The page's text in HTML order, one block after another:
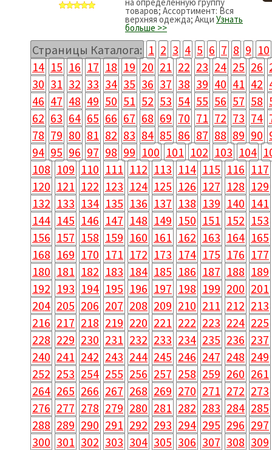
товаров; Ассортимент: Вся
верхняя одежда; Акци Узнать
больше >>
Страницы Каталога: 1 2 3 4 5 6 7 8 9 10
14 15 16 17 18 19 20 21 22 23 24 25 26
30 31 32 33 34 35 36 37 38 39 40 41 42
46 47 48 49 50 51 52 53 54 55 56 57 58
62 63 64 65 66 67 68 69 70 71 72 73 74
78 79 80 81 82 83 84 85 86 87 88 89 90
94 95 96 97 98 99 100 101 102 103 104
108 109 110 111 112 113 114 115 116 117
120 121 122 123 124 125 126 127 128 129
132 133 134 135 136 137 138 139 140 141
144 145 146 147 148 149 150 151 152 153
156 157 158 159 160 161 162 163 164 165
168 169 170 171 172 173 174 175 176 177
180 181 182 183 184 185 186 187 188 189
192 193 194 195 196 197 198 199 200 201
204 205 206 207 208 209 210 211 212 213
216 217 218 219 220 221 222 223 224 225
228 229 230 231 232 233 234 235 236 237
240 241 242 243 244 245 246 247 248 249
252 253 254 255 256 257 258 259 260 261
264 265 266 267 268 269 270 271 272 273
276 277 278 279 280 281 282 283 284 285
288 289 290 291 292 293 294 295 296 297
300 301 302 303 304 305 306 307 308 309